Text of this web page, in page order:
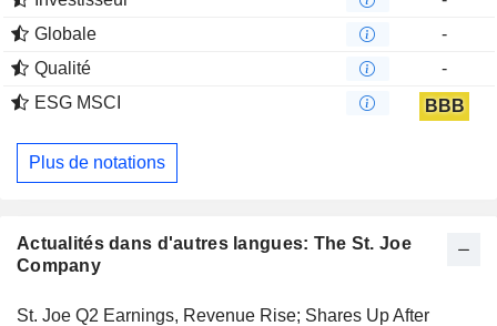
Actualités dans d'autres langues: The St. Joe
Company
St. Joe Q2 Earnings, Revenue Rise; Shares Up After
Globale
-
Qualité
-
ESG MSCI
BBB
Plus de notations